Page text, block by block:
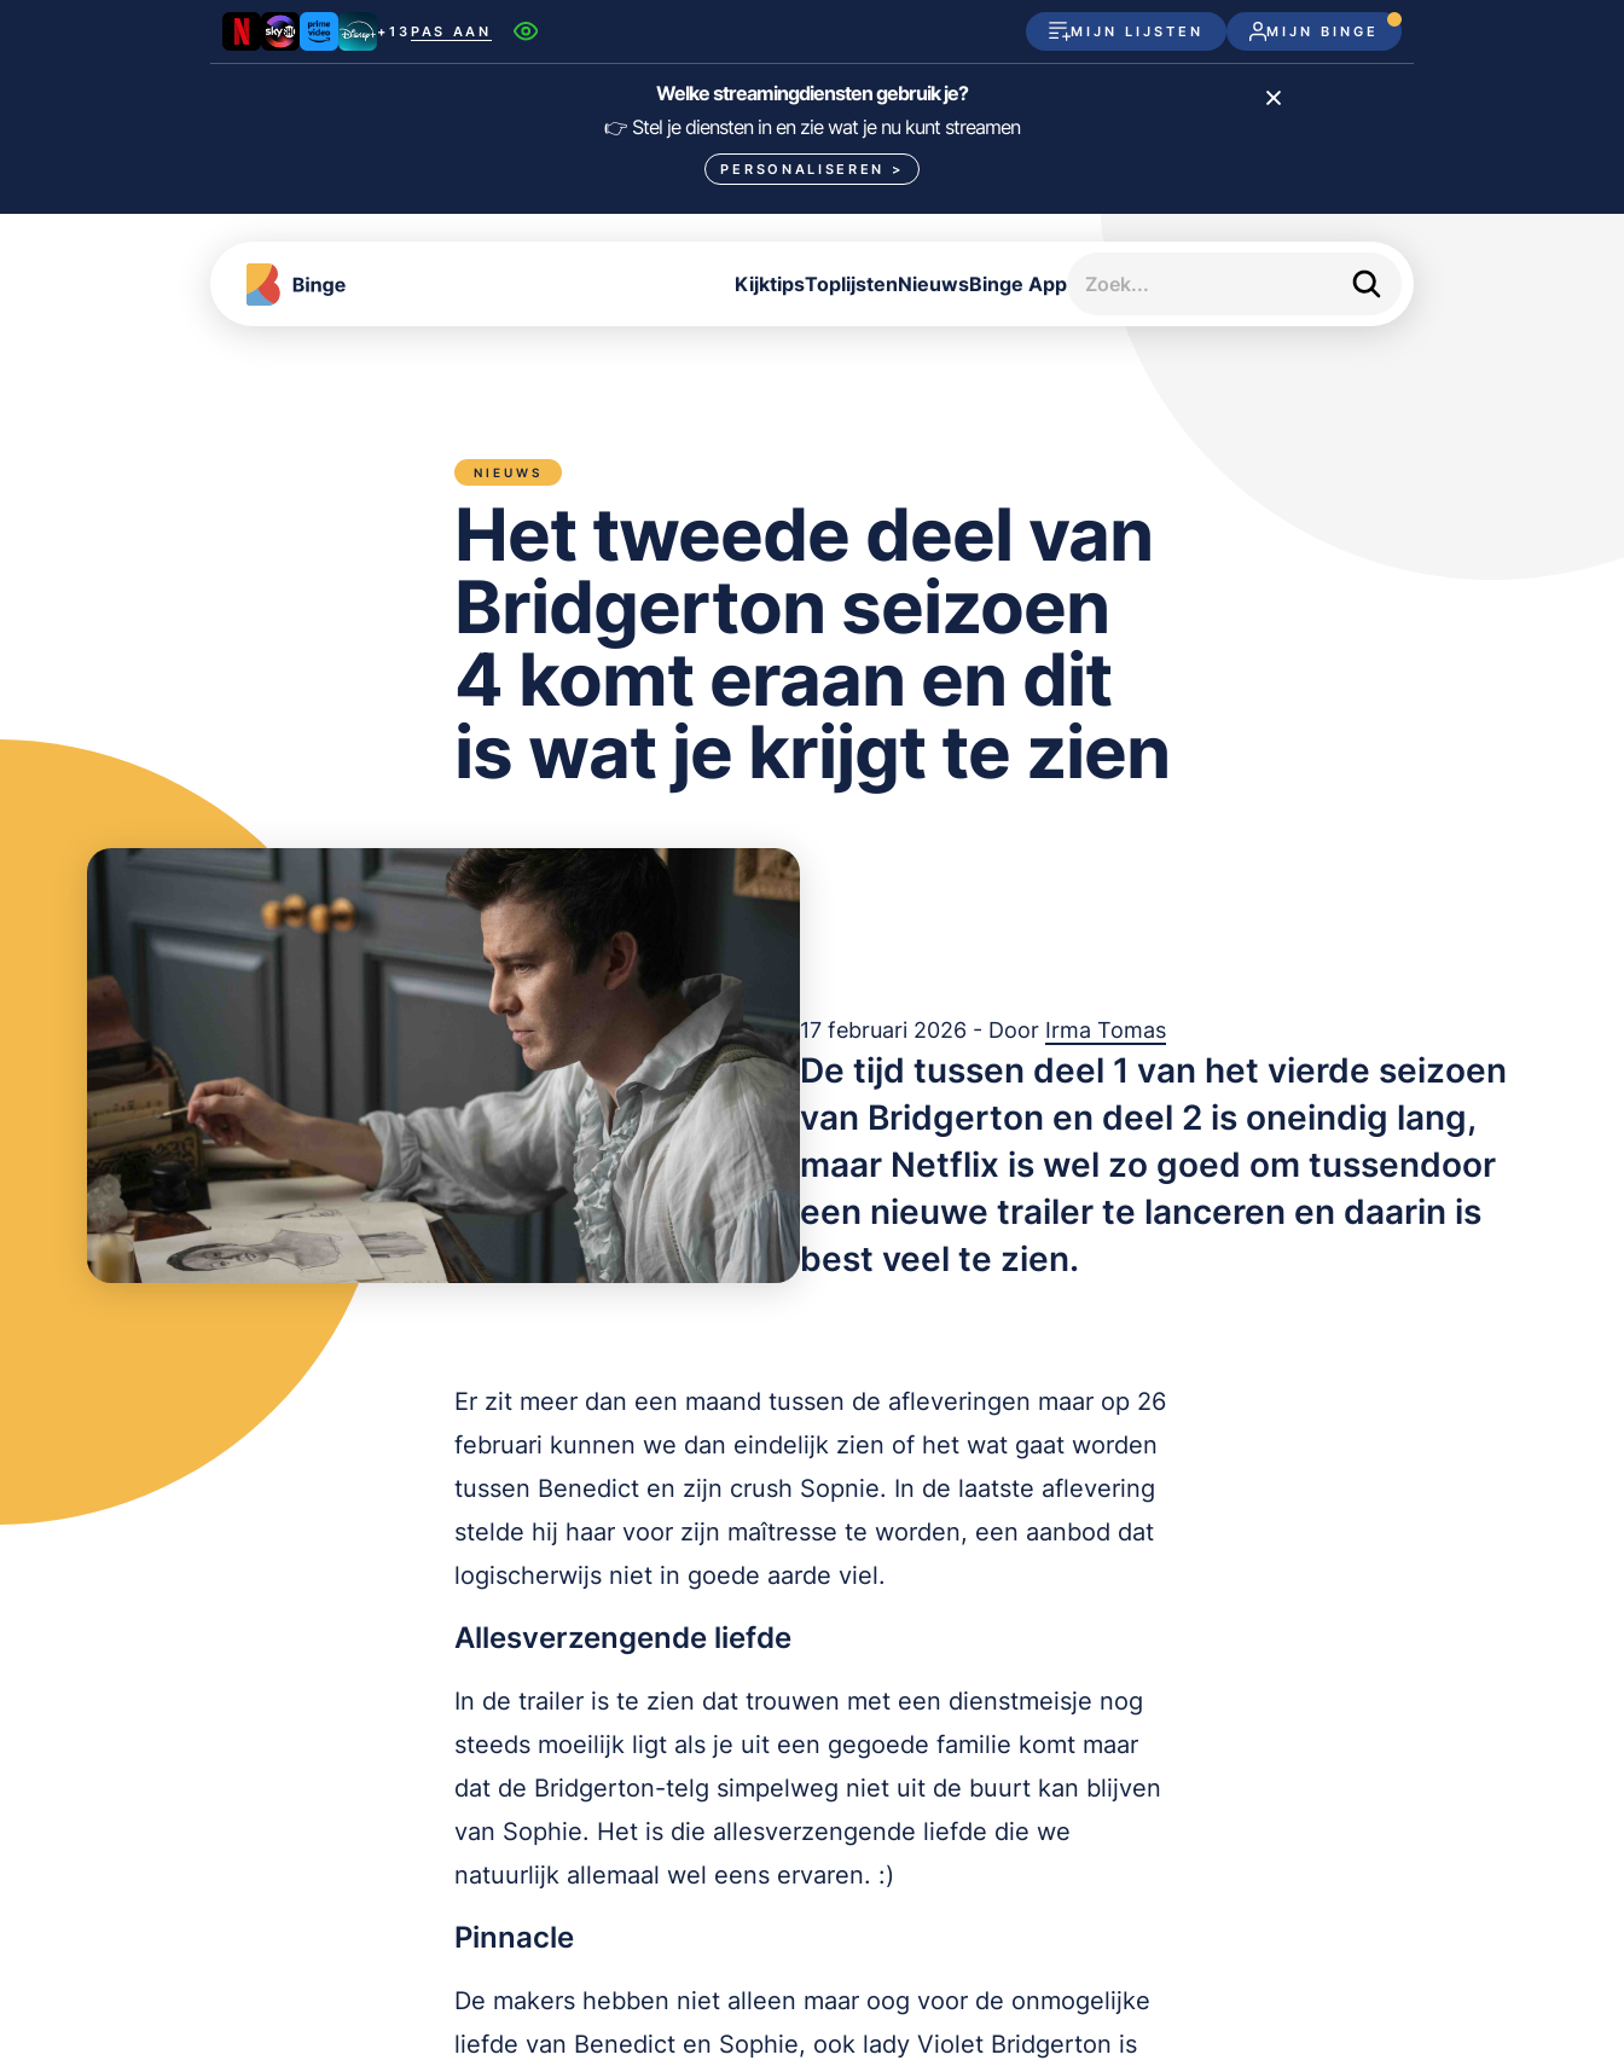
+13 PAS AAN MIJN LIJSTEN MIJN BINGE
Netflix SkyShowtime Prime Video Disney+
HBO Max NPO Start
Pathé Thuis
Welke streamingdiensten gebruik je?
👉 Stel je diensten in en zie wat je nu kunt streamen
PERSONALISEREN >
KijktipsToplijstenNieuwsBinge App
NIEUWS
Het tweede deel van
Bridgerton seizoen
4 komt eraan en dit
is wat je krijgt te zien
17 februari 2026 - Door Irma Tomas
De tijd tussen deel 1 van het vierde seizoen
van Bridgerton en deel 2 is oneindig lang,
maar Netflix is wel zo goed om tussendoor
een nieuwe trailer te lanceren en daarin is
best veel te zien.
Er zit meer dan een maand tussen de afleveringen maar op 26
februari kunnen we dan eindelijk zien of het wat gaat worden
tussen Benedict en zijn crush Sopnie. In de laatste aflevering
stelde hij haar voor zijn maîtresse te worden, een aanbod dat
logischerwijs niet in goede aarde viel.
Allesverzengende liefde
In de trailer is te zien dat trouwen met een dienstmeisje nog
steeds moeilijk ligt als je uit een gegoede familie komt maar
dat de Bridgerton-telg simpelweg niet uit de buurt kan blijven
van Sophie. Het is die allesverzengende liefde die we
natuurlijk allemaal wel eens ervaren. :)
Pinnacle
De makers hebben niet alleen maar oog voor de onmogelijke
liefde van Benedict en Sophie, ook lady Violet Bridgerton is